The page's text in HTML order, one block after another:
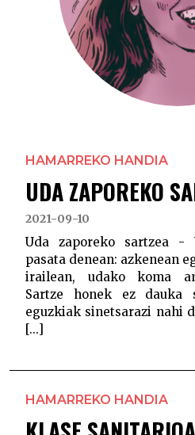
HAMARREKO HANDIA
UDA ZAPOREKO
2021-09-10
Uda zaporeko sartzea -
pasata denean: azkenean
irailean, udako koma
Sartze honek ez dauka
eguzkiak sinetsarazi nahi
[...]
HAMARREKO HANDIA